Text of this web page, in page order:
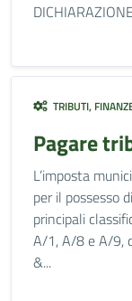
TRIBUTI,
Pagare
L’imposta
per il possesso
principali
A/1, A/8 e A/9,
&...